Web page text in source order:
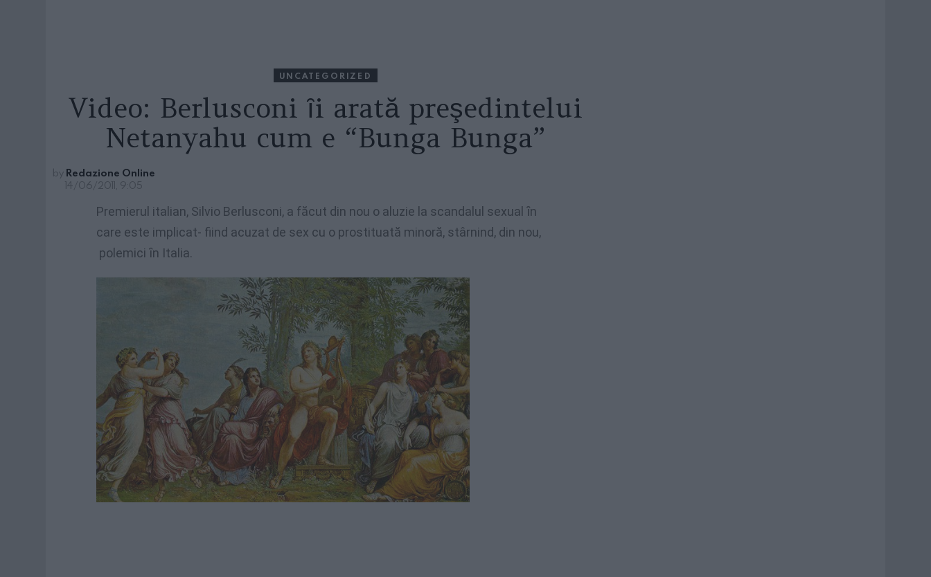
UNCATEGORIZED
Video: Berlusconi ȋi arată preşedintelui
Netanyahu cum e “Bunga Bunga”
by Redazione Online
14/06/2011, 9:05
Premierul italian, Silvio Berlusconi, a făcut din nou o aluzie la scandalul sexual ȋn
care este implicat- fiind acuzat de sex cu o prostituată minoră, stârnind, din nou,
polemici ȋn Italia.